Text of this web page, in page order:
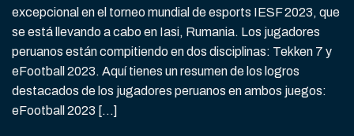
excepcional en el torneo mundial de esports IESF 2023, que
se está llevando a cabo en Iasi, Rumania. Los jugadores
peruanos están compitiendo en dos disciplinas: Tekken 7 y
eFootball 2023. Aquí tienes un resumen de los logros
destacados de los jugadores peruanos en ambos juegos:
eFootball 2023 […]